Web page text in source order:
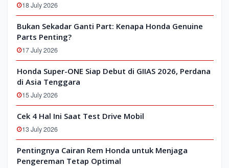
18 July 2026
Bukan Sekadar Ganti Part: Kenapa Honda Genuine
Parts Penting?
17 July 2026
Honda Super-ONE Siap Debut di GIIAS 2026, Perdana
di Asia Tenggara
15 July 2026
Cek 4 Hal Ini Saat Test Drive Mobil
13 July 2026
Pentingnya Cairan Rem Honda untuk Menjaga
Pengereman Tetap Optimal